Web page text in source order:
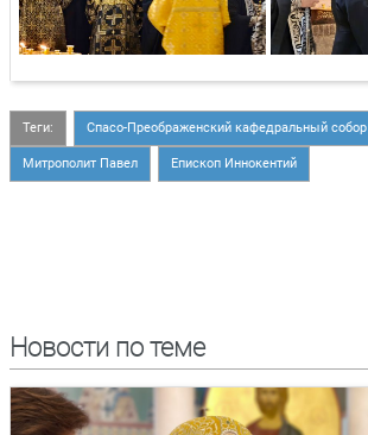
Теги: Спасо-Преображенский кафедральный собор
Митрополит Павел Епископ Иннокентий
Новости по теме